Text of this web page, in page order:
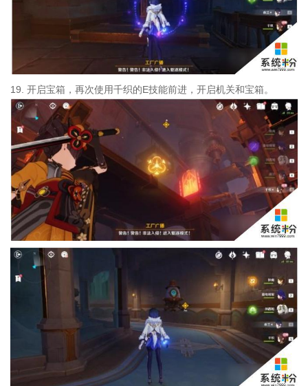
19. 开启宝箱，再次使用千织的E技能前进，开启机关和宝箱。